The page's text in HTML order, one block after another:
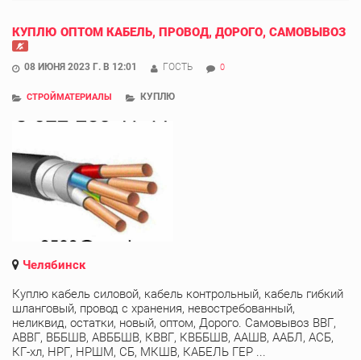
КУПЛЮ ОПТОМ КАБЕЛЬ, ПРОВОД, ДОРОГО, САМОВЫВОЗ
08 ИЮНЯ 2023 Г. В 12:01 ГОСТЬ 0
СТРОЙМАТЕРИАЛЫ КУПЛЮ
Челябинск
Куплю кабель силовой, кабель контрольный, кабель гибкий
шланговый, провод с хранения, невостребованный,
неликвид, остатки, новый, оптом, Дорого. Самовывоз ВВГ,
АВВГ, ВББШВ, АВББШВ, КВВГ, КВББШВ, ААШВ, ААБЛ, АСБ,
КГ-хл, НРГ, НРШМ, СБ, МКШВ, КАБЕЛЬ ГЕР ...